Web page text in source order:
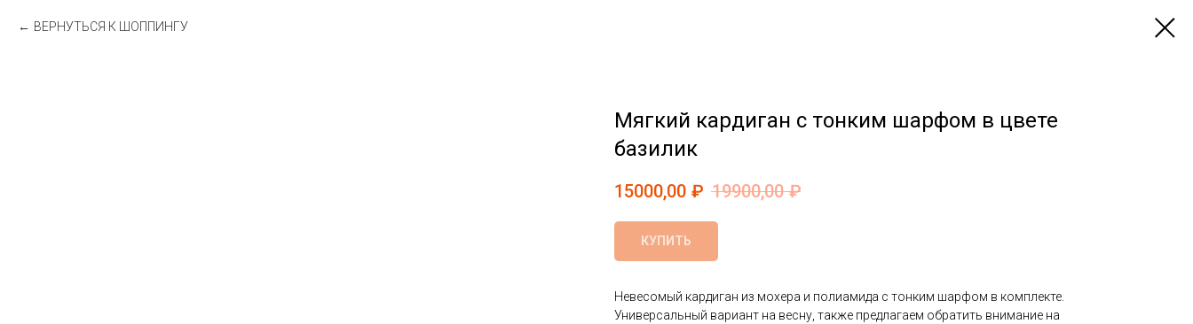
ВЕРНУТЬСЯ К ШОППИНГУ
Мягкий кардиган с тонким шарфом в цвете
базилик
15000,00 ₽ 19900,00 ₽
КУПИТЬ
Невесомый кардиган из мохера и полиамида с тонким шарфом в комплекте.
Универсальный вариант на весну, также предлагаем обратить внимание на